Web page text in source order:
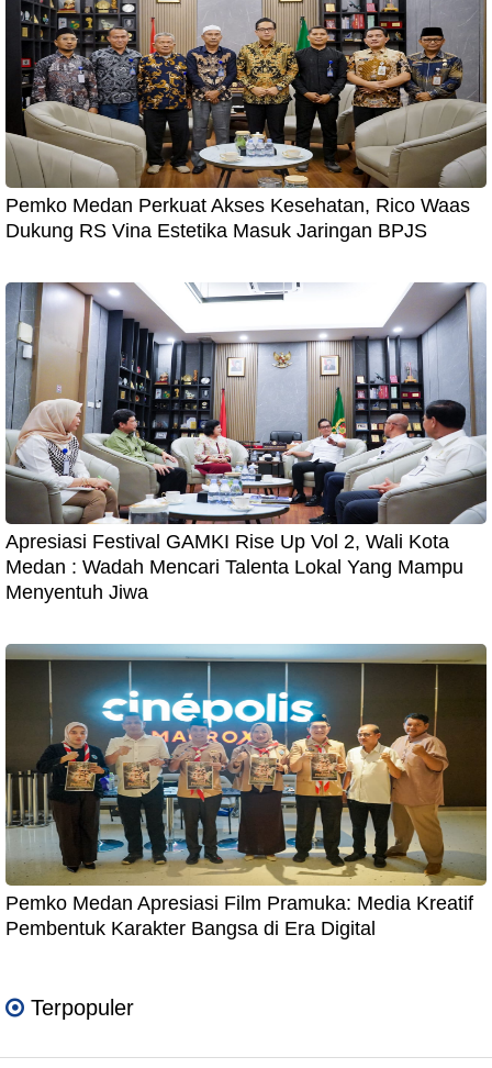
Pemko Medan Perkuat Akses Kesehatan, Rico Waas
Dukung RS Vina Estetika Masuk Jaringan BPJS
Apresiasi Festival GAMKI Rise Up Vol 2, Wali Kota
Medan : Wadah Mencari Talenta Lokal Yang Mampu
Menyentuh Jiwa
Pemko Medan Apresiasi Film Pramuka: Media Kreatif
Pembentuk Karakter Bangsa di Era Digital
Terpopuler